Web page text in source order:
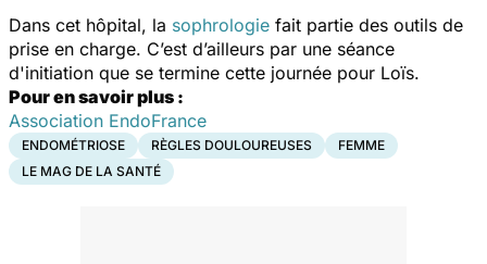
Dans cet hôpital, la sophrologie fait partie des outils de
prise en charge. C’est d’ailleurs par une séance
d'initiation que se termine cette journée pour Loïs.
Pour en savoir plus :
Association EndoFrance
ENDOMÉTRIOSE RÈGLES DOULOUREUSES
FEMME
LE MAG DE LA SANTÉ